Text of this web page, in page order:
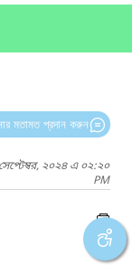
মতামত প্রদান করুন
২০২৪ এ ০২:২০
PM